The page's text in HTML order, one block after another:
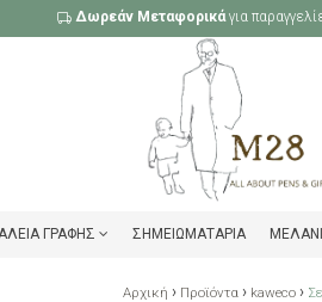
Δωρεάν Μεταφορικάγια
ΓΡΑΦΉΣ ΣΗΜΕΙΩΜΑΤΆΡΙΑ
Αρχική › Προϊόντα › kaweco ›